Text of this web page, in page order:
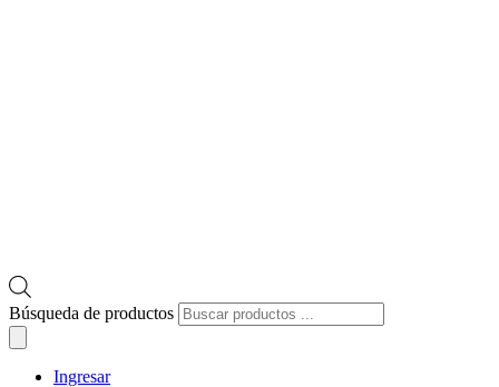
Búsqueda de productos
Ingresar